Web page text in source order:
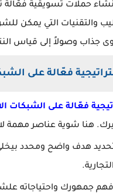
حملات تسويقية
والتقنيات التي يمكن
جذاب وصولاً إلى قياس
فعّالة على
فعّالة على الشبكات
هنا شوية عناصر مهمة
هدف واضح ومحدد بيخلي
جمهورك واحتياجاته